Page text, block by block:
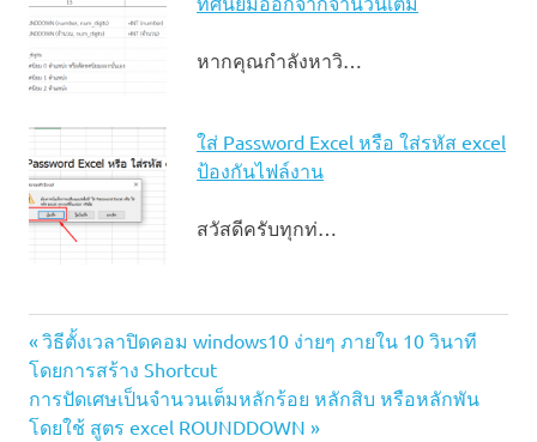
หากคุณกำลังหาวิ…
ใส่ Password Excel หรือ ใส่รหัส excel
ป้องกันไฟล์งาน
สวัสดีครับทุกท่…
วิธี
ใส่
สูตร
เวลา
ใน
แนะแนว
เรื่อง
Previous
Post:
วิธีตั้งเวลาปิดคอม windows10 ง่ายๆ ภายใน 10 วินาที
โดยการสร้าง Shortcut
Next
Post:
การปัดเศษเป็นจำนวนเต็มหลักร้อย หลักสิบ หรือหลักพัน
โดยใช้ สูตร excel ROUNDDOWN